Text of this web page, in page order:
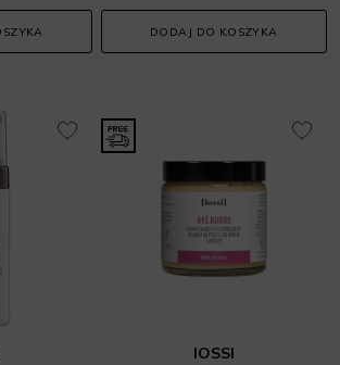
DODAJ DO KOSZYKA
IOSSI